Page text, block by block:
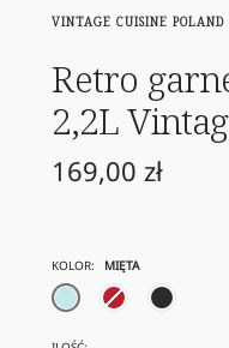
VINTAGE CUISINE POLAND
Retro
2,2L
Cena
169,00 zł
KOLOR: MIĘTA
miętaczerwony
czarny